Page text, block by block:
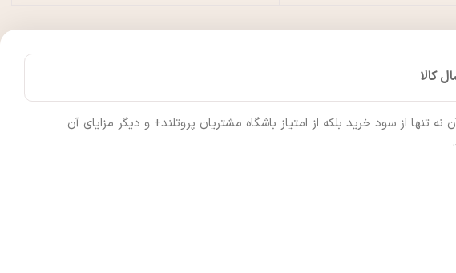
کالا
از سود خرید بلکه از امتیاز باشگاه مشتریان پروتلند+ و دیگر مزایای آن